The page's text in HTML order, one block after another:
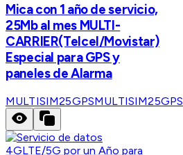
Mica con 1 año de servicio,
25Mb al mes MULTI-
CARRIER(Telcel/Movistar)
Especial para GPS y
paneles de Alarma
MULTISIM25GPSMULTISIM25GPS